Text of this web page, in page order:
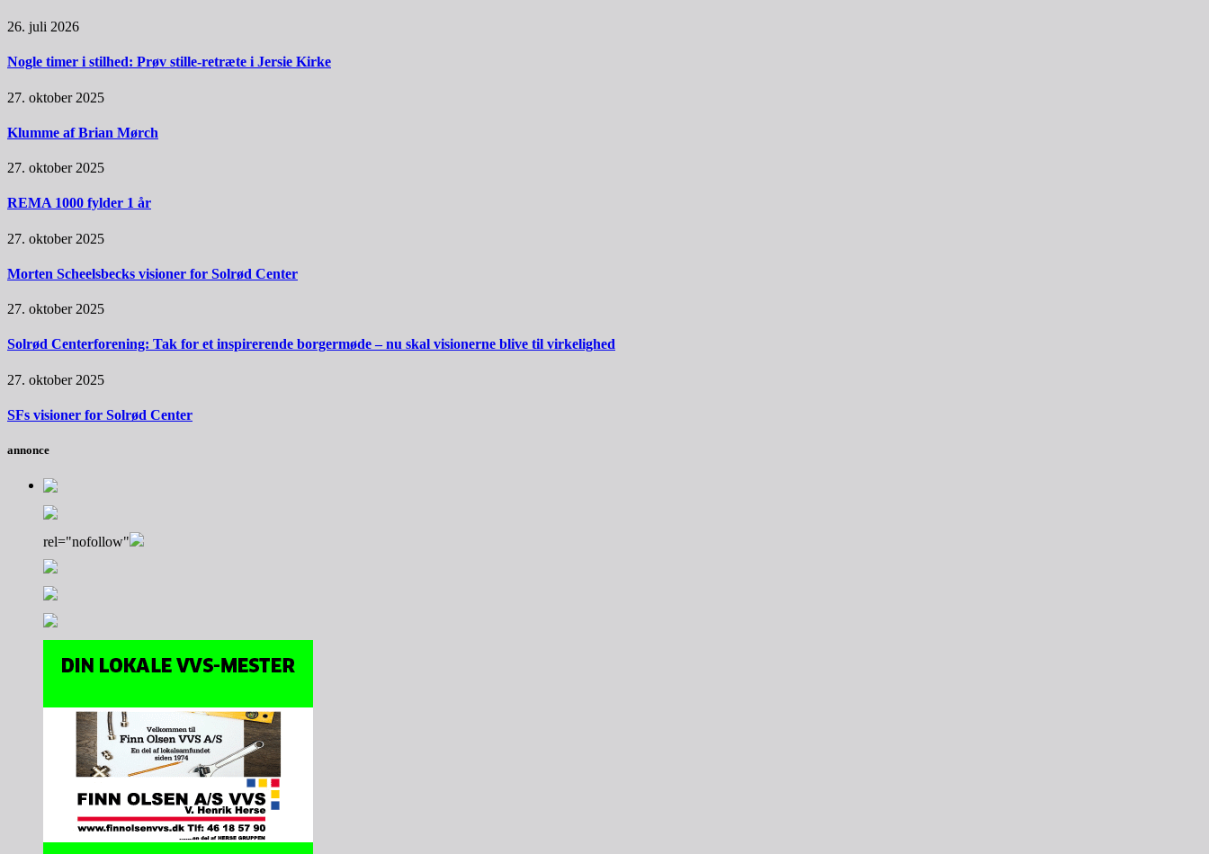
26. juli 2026
Nogle timer i stilhed: Prøv stille-retræte i Jersie Kirke
27. oktober 2025
Klumme af Brian Mørch
27. oktober 2025
REMA 1000 fylder 1 år
27. oktober 2025
Morten Scheelsbecks visioner for Solrød Center
27. oktober 2025
Solrød Centerforening: Tak for et inspirerende borgermøde – nu skal visionerne blive til virkelighed
27. oktober 2025
SFs visioner for Solrød Center
annonce
rel="nofollow"